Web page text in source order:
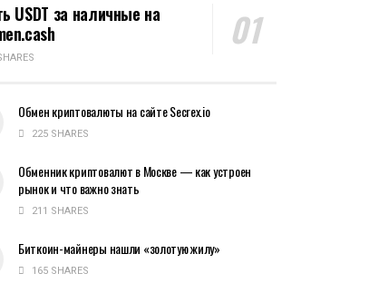
USDT за наличные на
Обмен криптовалюты на сайте Secrex.io
225 SHARES
Обменник криптовалют в Москве — как устроен
рынок и что важно знать
211 SHARES
Биткоин-майнеры нашли «золотую жилу»
165 SHARES